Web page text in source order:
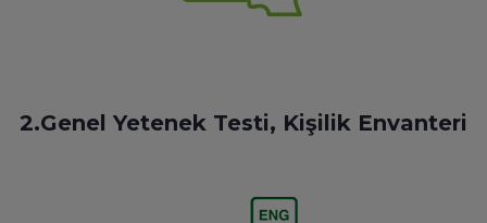
2.Genel Yetenek Testi, Kişilik Envanteri